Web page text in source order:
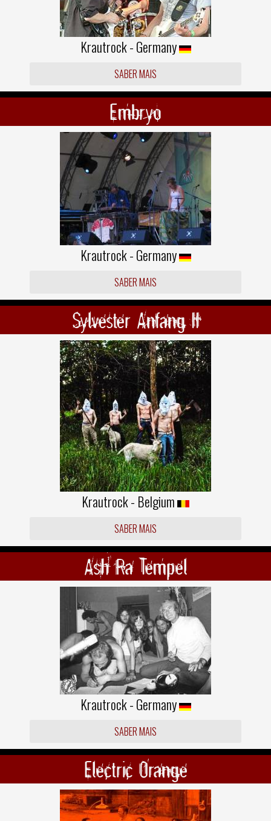
Krautrock - Germany
SABER MAIS
Embryo
Krautrock - Germany
SABER MAIS
Sylvester Anfang II
Krautrock - Belgium
SABER MAIS
Ash Ra Tempel
Krautrock - Germany
SABER MAIS
Electric Orange